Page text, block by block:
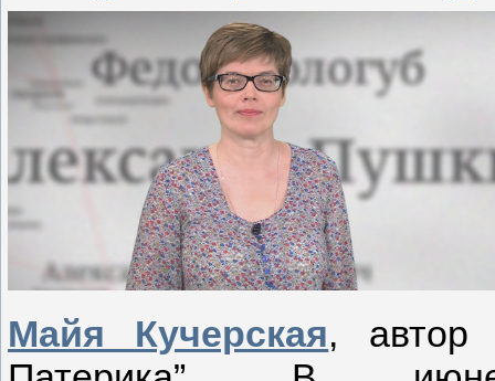
Майя Кучерская, автор